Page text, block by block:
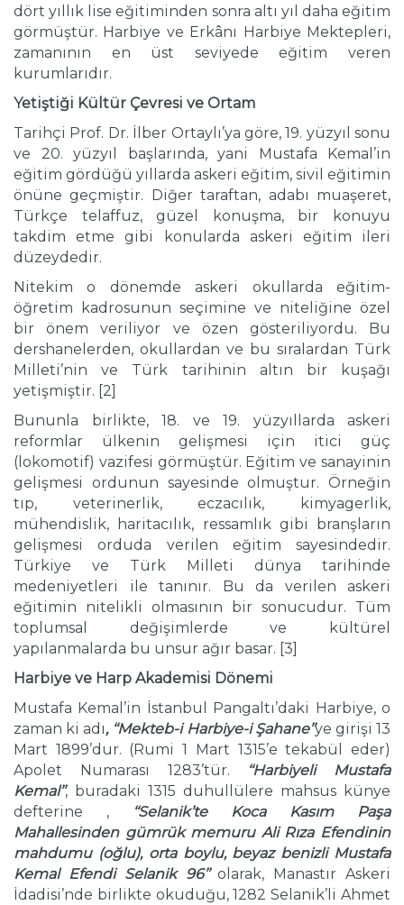
dört yıllık lise eğitiminden sonra altı yıl daha eğitim
görmüştür. Harbiye ve Erkânı Harbiye Mektepleri,
zamanının en üst seviyede eğitim veren
kurumlarıdır.
Yetiştiği Kü ltür Çevresi ve Ortam
Tarihçi Prof. Dr. İlber Ortaylı’ya göre, 19. yüzyıl sonu
ve 20. yüzyıl başlarında, yani Mustafa Kemal’in
eğitim gördüğü yıllarda askeri eğitim, sivil eğitimin
önüne geçmiştir. Diğer taraftan, adabı muaşeret,
Türkçe telaffuz, güzel konuşma, bir konuyu
takdim etme gibi konularda askeri eğitim ileri
düzeydedir.
Nitekim o dönemde askeri okullarda eğitim-
öğretim kadrosunun seçimine ve niteliğine özel
bir önem veriliyor ve özen gösteriliyordu. Bu
dershanelerden, okullardan ve bu sıralardan Türk
Milleti’nin ve Türk tarihinin altın bir kuşağı
yetişmiştir. [2]
Bununla birlikte, 18. ve 19. yüzyıllarda askeri
reformlar ülkenin gelişmesi için itici güç
(lokomotif) vazifesi görmüştür. Eğitim ve sanayinin
gelişmesi ordunun sayesinde olmuştur. Örneğin
tıp, veterinerlik, eczacılık, kimyagerlik,
mühendislik, haritacılık, ressamlık gibi branşların
gelişmesi orduda verilen eğitim sayesindedir.
Türkiye ve Türk Milleti dünya tarihinde
medeniyetleri ile tanınır. Bu da verilen askeri
eğitimin nitelikli olmasının bir sonucudur. Tüm
toplumsal değişimlerde ve kültürel
yapılanmalarda bu unsur ağır basar. [3]
Harbiye ve Harp Akademisi Dönemi
Mustafa Kemal’in İstanbul Pangaltı’daki Harbiye, o
zaman ki adı, ‘‘Mekteb-i Harbiye-i Şahane’’ye girişi 13
Mart 1899’dur. (Rumi 1 Mart 1315’e tekabül eder)
Apolet Numarası 1283’tür.
‘‘Harbiyeli Mustafa
Kemal’’, buradaki 1315 duhullülere mahsus künye
defterine ,
‘‘Selanik’te Koca Kasım Paşa
Mahallesinden gümrük memuru Ali Rıza Efendinin
mahdumu (oğlu), orta boylu, beyaz benizli Mustafa
Kemal Efendi Selanik 96’’olarak, Manastır Askeri
İdadisi’nde birlikte okuduğu, 1282 Selanik’li Ahmet